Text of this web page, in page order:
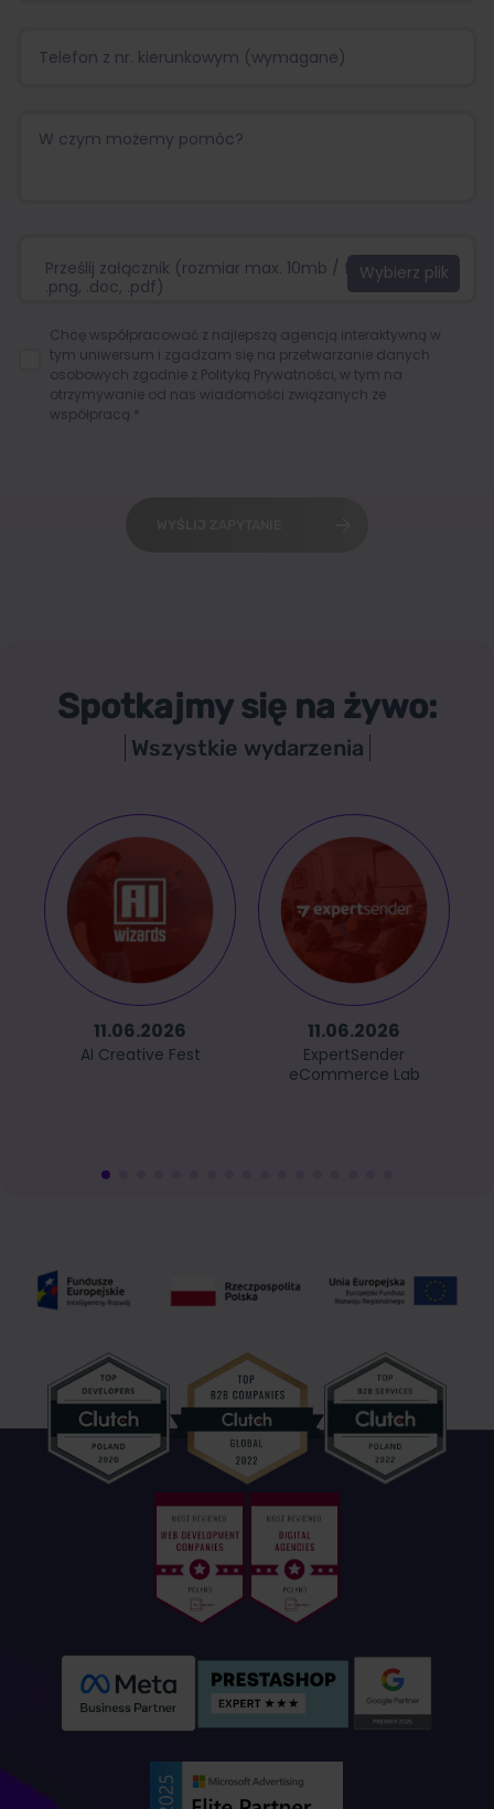
Prześlij załącznik (rozmiar max. 10mb / format:.jpg,
.png, .doc, .pdf)
Chcę współpracować z najlepszą agencją interaktywną w
tym uniwersum i zgadzam się na przetwarzanie danych
osobowych zgodnie z Polityką Prywatności , w tym na
otrzymywanie od nas wiadomości związanych ze
współpracą.*
Spotkajmy się na żywo:
Wszystkie wydarzenia
11.06.2026
AI Creative Fest
11.06.2026
ExpertSender
eCommerce Lab